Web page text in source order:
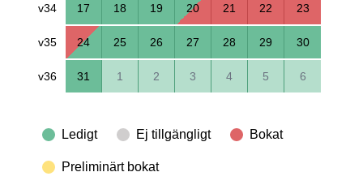
v34 17 18 19 20 21 22 23
v35 24 25 26 27 28 29 30
v36 31 1 2 3 4 5 6
Ledigt Ej tillgängligt Bokat
Preliminärt bokat